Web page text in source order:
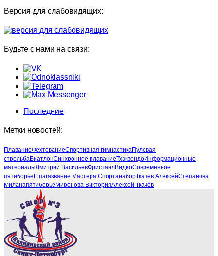
Версия для слабовидящих:
Будьте с нами на связи:
Последние
Метки новостей:
ПлаваниеФехтованиеСпортивная гимнастикаПулевая
стрельбаБиатлонСинхронное плаваниеТхэквондоИнформационные
материалыДмитрий ВасильевФристайлВидеоСовременное
пятиборье Шпагазвание Мастера СпортанаборТкачев АлексейСтепанова
Миланапятиборье Миронова ВикторияАлексей Ткачёв